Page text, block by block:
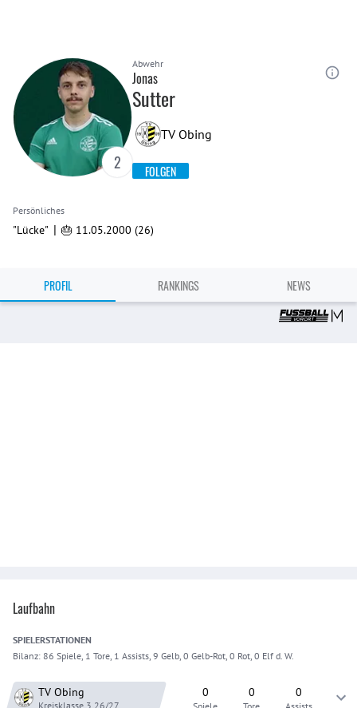
2
Abwehr
Jonas
Sutter
TV Obing
FOLGEN
Persönliches
"Lücke" | 🎂 11.05.2000 (26)
PROFIL RANKINGS NEWS
Laufbahn
SPIELERSTATIONEN
Bilanz: 86 Spiele, 1 Tore, 1 Assists, 9 Gelb, 0 Gelb-Rot, 0 Rot, 0 Elf d. W.
TV Obing
Kreisklasse 3 26/27
0
Spiele
0
Tore
0
Assists